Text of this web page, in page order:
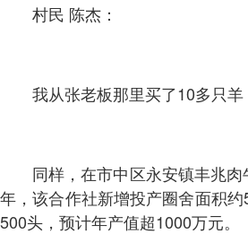
村民 陈杰：
我从张老板那里买了10多只
同样，在市中区永安镇丰兆
年，该合作社新增投产圈舍面积
500头，预计年产值超1000万元。